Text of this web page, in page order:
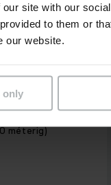
site with our
to them or
our website.
only
megtakarítás a
méterig)